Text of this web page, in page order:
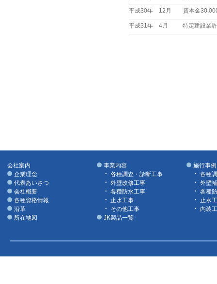
平成30年 12月 資本金
平成31年 4月 特定建設業
会社案内
企業理念
代表あいさつ
会社概要
各種資格情報
沿革
所在地図
事業内容
各種調査・診断工事
外壁改修工事
各種防水工事
止水工事
その他工事
JK製品一覧
施行事例
各種
外壁
各種
止水
内装